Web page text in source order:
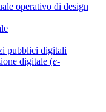
operativo di design
pubblici digitali
digitale (e-